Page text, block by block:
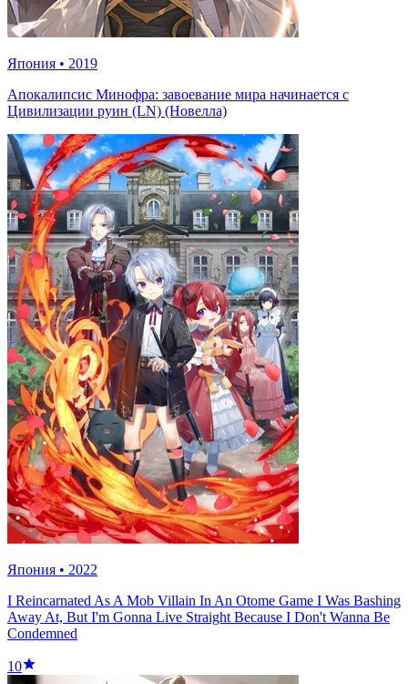
Япония • 2019
Апокалипсис Минофра: завоевание мира начинается с
Цивилизации руин (LN) (Новелла)
Япония • 2022
I Reincarnated As A Mob Villain In An Otome Game I Was Bashing
Away At, But I'm Gonna Live Straight Because I Don't Wanna Be
Condemned
10